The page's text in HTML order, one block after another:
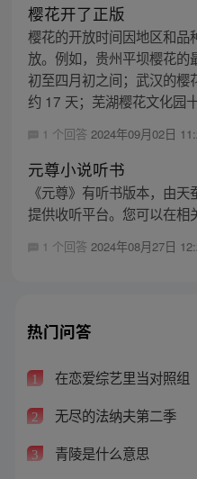
樱花开了正版
樱花的开放时间因地区和品
放。例如，贵州平坝樱花的
初至四月初之间；武汉的
约 17 天；芜湖樱花文化园
1 个回答 2024年09月02日
元尊小说听书
《元尊》有听书版本，由
提供收听平台。您可以在相
1 个回答 2024年08月27日
热门问答
1 在恋爱综艺里当对照组
2 无尽的法纳夫第二季
3 青陵是什么意思